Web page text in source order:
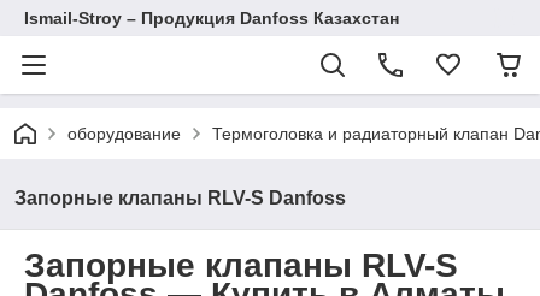
Ismail-Stroy – Продукция Danfoss Казахстан
оборудование Термоголовка и радиаторный клапан
Запорные клапаны RLV-S Danfoss
Запорные клапаны RLV-S